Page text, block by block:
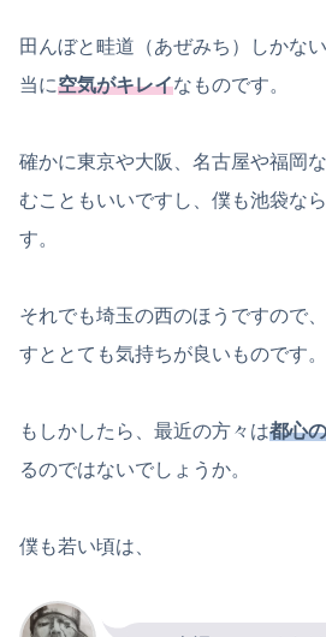
田んぼと畦道（あぜみち）しかな
当に空気がキレイなものです。
確かに東京や大阪、名古屋や福岡
むこともいいですし、僕も池袋な
す。
それでも埼玉の西のほうですので
すととても気持ちが良いものです。
もしかしたら、最近の方々は都心
るのではないでしょうか。
僕も若い頃は、